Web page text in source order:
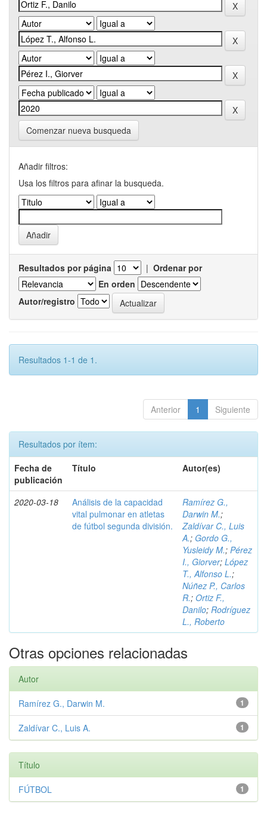
Comenzar nueva busqueda
Añadir filtros:
Usa los filtros para afinar la busqueda.
Resultados por página | Ordenar por
En orden
Autor/registro
Resultados 1-1 de 1.
Anterior 1 Siguiente
Resultados por ítem:
Fecha de
publicación
Título Autor(es)
2020-03-18
Análisis de la capacidad
vital pulmonar en atletas
de fútbol segunda división.
Ramírez G.,
Darwin M.;
Zaldívar C., Luis
A.; Gordo G.,
Yusleidy M.; Pérez
I., Giorver; López
T., Alfonso L.;
Núñez P., Carlos
R.; Ortiz F.,
Danilo; Rodríguez
L., Roberto
Otras opciones relacionadas
Autor
1
Ramírez G., Darwin M.
1
Zaldívar C., Luis A.
Título
1
FÚTBOL